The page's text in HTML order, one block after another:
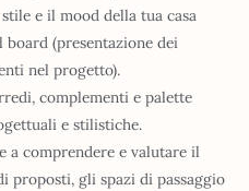
e il mood della tua casa
board (presentazione dei
nel progetto).
complementi e palette
e stilistiche.
a comprendere e valutare il
proposti,gli spazi di passaggio